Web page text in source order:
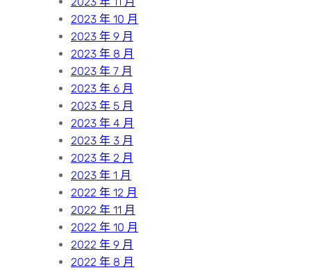
2023 年 10 月
2023 年 9 月
2023 年 8 月
2023 年 7 月
2023 年 6 月
2023 年 5 月
2023 年 4 月
2023 年 3 月
2023 年 2 月
2023 年 1 月
2022 年 12 月
2022 年 11 月
2022 年 10 月
2022 年 9 月
2022 年 8 月